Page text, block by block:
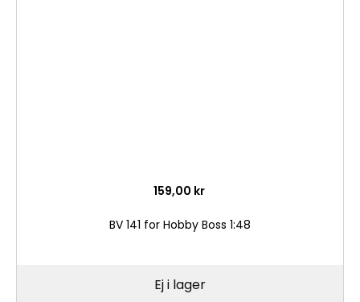
159,00 kr
BV 141 for Hobby Boss 1:48
Ej i lager